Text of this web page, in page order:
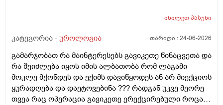
ერექცია მაგრამ გავგიჟდი დავისტრესე რავქნა
იხილეთპასუხი
კატეგორია - უროლოგია თარიღი :24-06-2026
გამარჯობათ რა მაინტერესებს გავიკეთე წინაცვეთა და
რა შეიძლება იყოს იმის ალბათობა რომ ლაგამი
მოკლე მქონდეს და ექიმს დავიწყოდეს ან არ მიექციოს
ყურადღება და დაეტოვებინა ??? რადგან უკვე მეორე
თვეა რაც ოპერაცია გავიკეთე ერექცირებული როცა